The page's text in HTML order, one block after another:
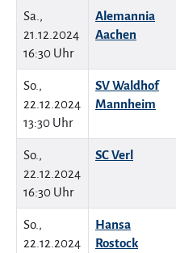
Sa.,
21.12.2024
16:30 Uhr
Alemannia
Aachen
So.,
22.12.2024
13:30 Uhr
SV Waldhof
Mannheim
So.,
22.12.2024
16:30 Uhr
SC Verl
So.,
22.12.2024
Hansa
Rostock